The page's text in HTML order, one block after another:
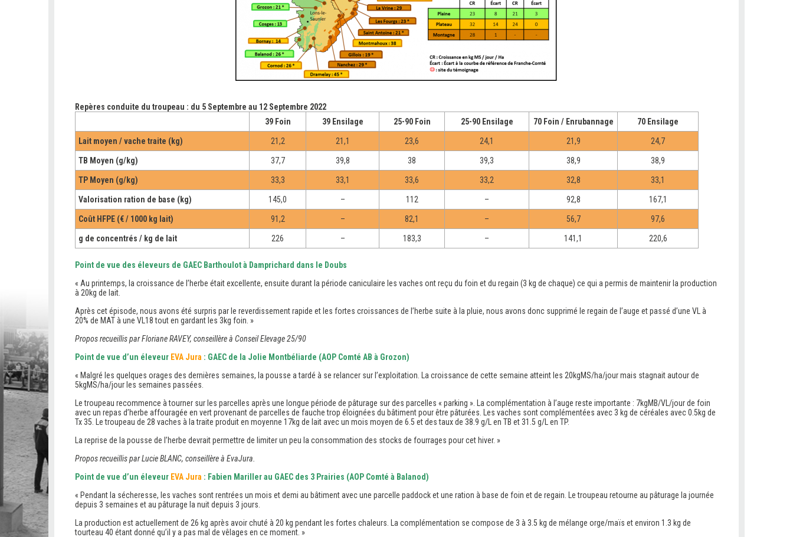
Repères conduite du troupeau : du 5 Septembre au 12 Septembre 2022
39 Foin
39 Ensilage 25-90 Foin 25-90 Ensilage 70 Foin / Enrubannage 70 Ensilage
Lait moyen / vache traite (kg) 21,2 21,1 23,6 24,1 21,9 24,7
TB Moyen (g/kg) 37,7 39,8 38 39,3 38,9 38,9
TP Moyen (g/kg) 33,3 33,1 33,6 33,2 32,8 33,1
Valorisation ration de base (kg) 145,0 – 112 – 92,8 167,1
Coût HFPE (€ / 1000 kg lait) 91,2 – 82,1 – 56,7 97,6
g de concentrés / kg de lait 226 – 183,3 – 141,1 220,6
Point de vue des éleveurs de GAEC Barthoulot à Damprichard dans le Doubs
« Au printemps, la croissance de l’herbe était excellente, ensuite durant la période caniculaire les vaches ont reçu du foin et du regain (3 kg de chaque) ce qui a permis de maintenir la production
à 20kg de lait.
Après cet épisode, nous avons été surpris par le reverdissement rapide et les fortes croissances de l’herbe suite à la pluie, nous avons donc supprimé le regain de l’auge et passé d’une VL à
20% de MAT à une VL18 tout en gardant les 3kg foin. »
Propos recueillis par Floriane RAVEY, conseillère à Conseil Elevage 25/90
Point de vue d’un éleveur EVA Jura : GAEC de la Jolie Montbéliarde (AOP Comté AB à Grozon)
« Malgré les quelques orages des dernières semaines, la pousse a tardé à se relancer sur l’exploitation. La croissance de cette semaine atteint les 20kgMS/ha/jour mais stagnait autour de
5kgMS/ha/jour les semaines passées.
Le troupeau recommence à tourner sur les parcelles après une longue période de pâturage sur des parcelles « parking ». La complémentation à l’auge reste importante : 7kgMB/VL/jour de foin
avec un repas d’herbe affouragée en vert provenant de parcelles de fauche trop éloignées du bâtiment pour être pâturées. Les vaches sont complémentées avec 3 kg de céréales avec 0.5kg de
Tx 35. Le troupeau de 28 vaches à la traite produit en moyenne 17kg de lait avec un mois moyen de 6.5 et des taux de 38.9 g/L en TB et 31.5 g/L en TP.
La reprise de la pousse de l’herbe devrait permettre de limiter un peu la consommation des stocks de fourrages pour cet hiver. »
Propos recueillis par Lucie BLANC, conseillère à EvaJura.
Point de vue d’un éleveur EVA Jura : Fabien Mariller au GAEC des 3 Prairies (AOP Comté à Balanod)
« Pendant la sécheresse, les vaches sont rentrées un mois et demi au bâtiment avec une parcelle paddock et une ration à base de foin et de regain. Le troupeau retourne au pâturage la journée
depuis 3 semaines et au pâturage la nuit depuis 3 jours.
La production est actuellement de 26 kg après avoir chuté à 20 kg pendant les fortes chaleurs. La complémentation se compose de 3 à 3.5 kg de mélange orge/maïs et environ 1.3 kg de
tourteau 40 étant donné qu’il y a pas mal de vêlages en ce moment. »